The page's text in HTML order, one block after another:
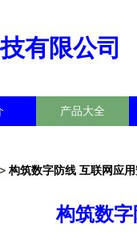
有限公司
产品大全
> 构筑数字防线 互联网应
构筑数